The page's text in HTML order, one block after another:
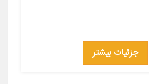
جزئیات بیشتر